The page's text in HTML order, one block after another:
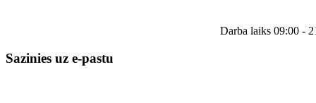
Darba laiks 09:00 -
Sazinies uz e-pastu